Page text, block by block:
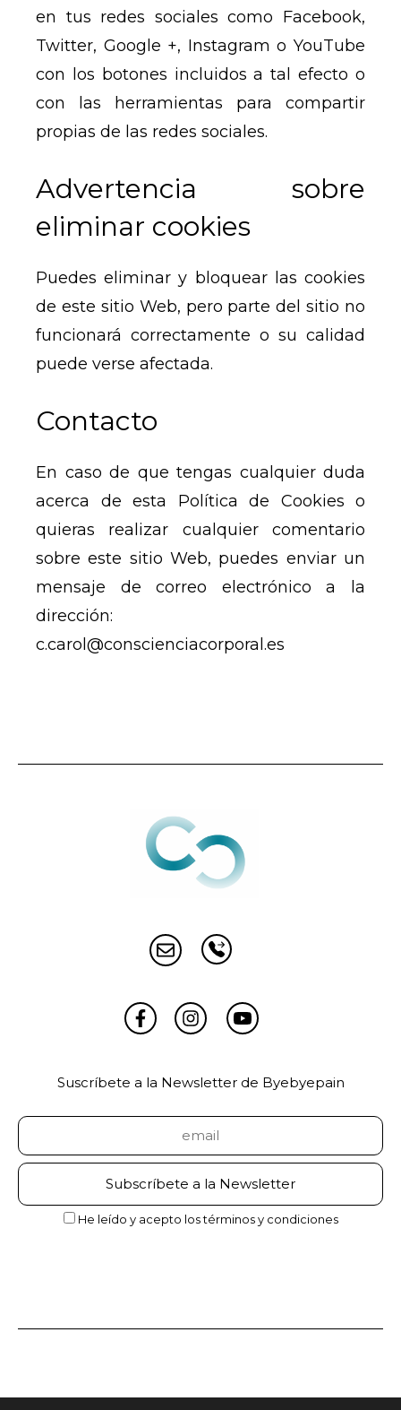
en tus redes sociales como Facebook,
Twitter, Google +, Instagram o YouTube
con los botones incluidos a tal efecto o
con las herramientas para compartir
propias de las redes sociales.
Advertencia sobre
eliminar cookies
Puedes eliminar y bloquear las cookies
de este sitio Web, pero parte del sitio no
funcionará correctamente o su calidad
puede verse afectada.
Contacto
En caso de que tengas cualquier duda
acerca de esta Política de Cookies o
quieras realizar cualquier comentario
sobre este sitio Web, puedes enviar un
mensaje de correo electrónico a la
dirección:
c.carol@conscienciacorporal.es
Suscríbete a la Newsletter de Byebyepain
He leído y acepto los términos y condiciones